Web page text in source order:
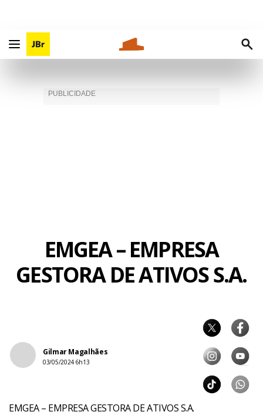
EMGEA – EMPRESA
GESTORA DE ATIVOS S.A.
Gilmar Magalhães
03/05/2024 6h13
EMGEA – EMPRESA GESTORA DE ATIVOS S.A.